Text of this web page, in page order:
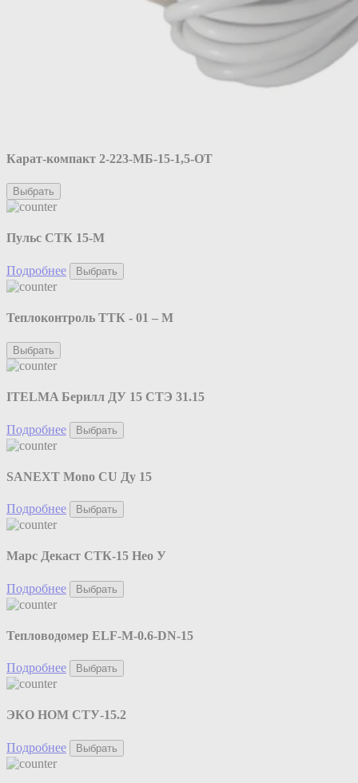
Карат-компакт 2-223-МБ-15-1,5-ОТ
Выбрать
Пульс СТК 15-М
Подробнее Выбрать
Теплоконтроль ТТК - 01 – М
Выбрать
ITELMA Берилл ДУ 15 СТЭ 31.15
Подробнее Выбрать
SANEXT Mono CU Ду 15
Подробнее Выбрать
Марс Декаст СТК-15 Нео У
Подробнее Выбрать
Тепловодомер ELF-M-0.6-DN-15
Подробнее Выбрать
ЭКО НОМ СТУ-15.2
Подробнее Выбрать